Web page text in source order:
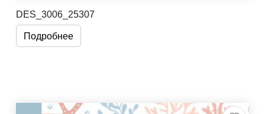
DES_3006_25307
Подробнее